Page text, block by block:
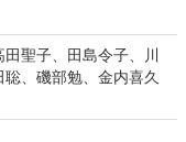
聖子、田島令子、川
、磯部勉、金内喜久